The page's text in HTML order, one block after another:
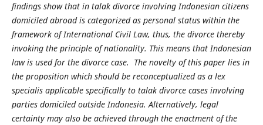
findings show that in talak divorce involving Indonesian citizens
domiciled abroad is categorized as personal status within the
framework of International Civil Law, thus, the divorce thereby
invoking the principle of nationality. This means that Indonesian
law is used for the divorce case. The novelty of this paper lies in
the proposition which should be reconceptualized as a lex
specialis applicable specifically to talak divorce cases involving
parties domiciled outside Indonesia. Alternatively, legal
certainty may also be achieved through the enactment of the